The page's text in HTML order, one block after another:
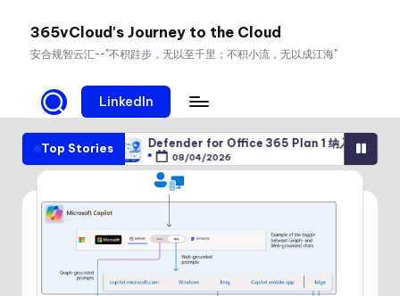
365vCloud's Journey to the Cloud
安合规智云汇--"不积跬步，无以至千里；不积小流，无以成江海"
LinkedIn
Top Stories
Defender for Office 365 Plan 1 纳入 E3：让邮件与协作安全成
08/04/2026